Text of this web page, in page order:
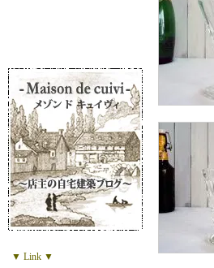
▼ Link ▼